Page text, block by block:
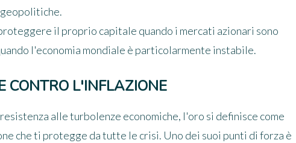
il proprio capitale quando i mercati azionari sono
l'economia mondiale è particolarmente instabile.
CONTRO L'INFLAZIONE
alle turbolenze economiche, l'oro si definisce come
che ti protegge da tutte le crisi. Uno dei suoi punti di forza è